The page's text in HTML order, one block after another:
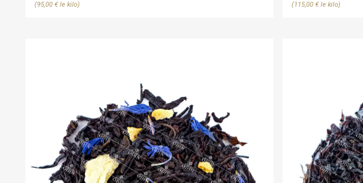
(95,00 € le kilo) (115,00 € le kilo)